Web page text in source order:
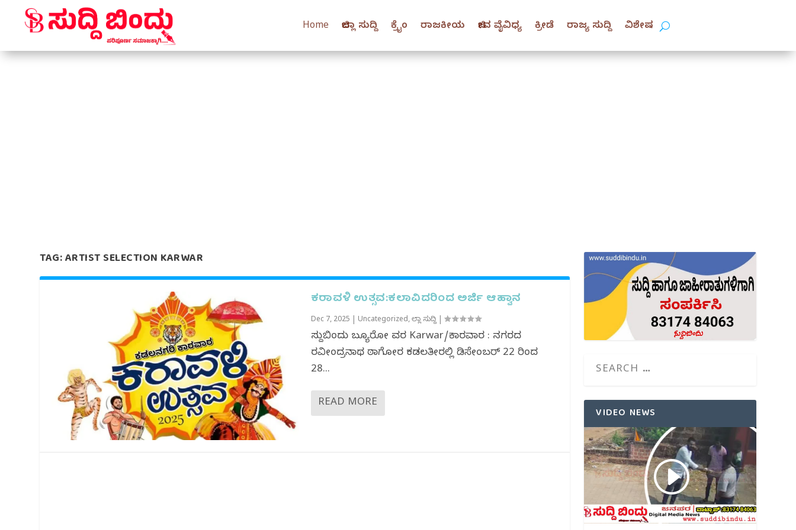
Home ಜಿಲ್ಲಾ ಸುದ್ದಿ ಕ್ರೈಂ ರಾಜಕೀಯ ಜೀವ ವೈವಿಧ್ಯ ಕ್ರೀಡೆ ರಾಜ್ಯ ಸುದ್ದಿ ವಿಶೇಷ
TAG:ARTIST SELECTION KARWAR
ಕರಾವಳಿ ಉತ್ಸವ:ಕಲಾವಿದರಿಂದ ಅರ್ಜಿ ಆಹ್ವಾನ
Dec 7, 2025 Uncategorized,ಜಿಲ್ಲಾ ಸುದ್ದಿ|
ಸುದ್ದಿಬಿಂದು ಬ್ಯೂರೋ ವರದಿ Karwar/ಕಾರವಾರ : ನಗರದ
ರವೀಂದ್ರನಾಥ‌ ಠಾಗೋರ ಕಡಲತೀರಲ್ಲಿ ಡಿಸೇಂಬರ್ 22 ರಿಂದ
28...
READ MORE
VIDEO NEWS